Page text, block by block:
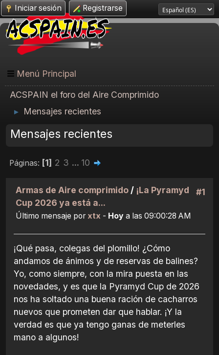
Iniciar sesión Registrarse
Menú Principal
ACSPAIN el foro del Aire Comprimido
► Mensajes recientes
Mensajes recientes
Páginas 1 2 3 ... 10
#1
Armas de Aire comprimido / ¡La Pyramyd
Cup 2026 ya está a...
Último mensaje por xtx - Hoy a las 09:00:28 AM
¡Qué pasa, colegas del plomillo! ¿Cómo
andamos de ánimos y de reservas de balines?
Yo, como siempre, con la mira puesta en las
novedades, y es que la Pyramyd Cup de 2026
nos ha soltado una buena ración de cacharros
nuevos que prometen dar que hablar. ¡Y la
verdad es que ya tengo ganas de meterles
mano a algunos!